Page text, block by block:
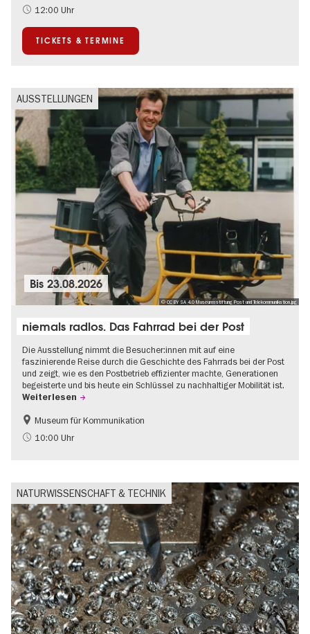
Urban Art
12:00 Uhr
TICKETS & TERMINE
AUSSTELLUNGEN
© CC BY SA 4.0 Museumsstiftung Post und Telekommunikation.jpg
Bis23.08.2026
niemals radlos. Das Fahrrad bei der Post
Die Ausstellung nimmt die Besucher:innen mit auf eine
faszinierende Reise durch die Geschichte des Fahrrads bei der Post
und zeigt, wie es den Postbetrieb effizienter machte, Generationen
begeisterte und bis heute ein Schlüssel zu nachhaltiger Mobilität ist.
Weiterlesen
Geschichte
Nachhaltigkeit
Museum für Kommunikation
10:00 Uhr
NATURWISSENSCHAFT & TECHNIK